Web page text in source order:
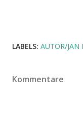
LABELS: AUTOR/JAN
Kommentare